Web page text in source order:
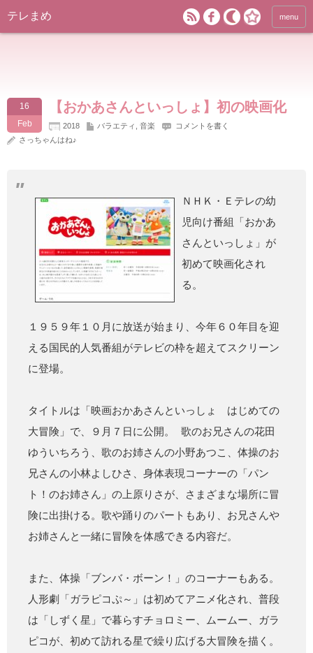
テレまめ menu
16
Feb
【おかあさんといっしょ】初の映画化
2018 バラエティ 音楽
コメントを書く
さっちゃんはね♪
ＮＨＫ・Ｅテレの幼
児向け番組「おかあ
さんといっしょ」が
初めて映画化され
る。
１９５９年１０月に放送が始まり、今年６０年目を迎
える国民的人気番組がテレビの枠を超えてスクリーン
に登場。
タイトルは「映画おかあさんといっしょ はじめての
大冒険」で、９月７日に公開。 歌のお兄さんの花田
ゆういちろう、歌のお姉さんの小野あつこ、体操のお
兄さんの小林よしひさ、身体表現コーナーの「パン
ト！のお姉さん」の上原りさが、さまざまな場所に冒
険に出掛ける。歌や踊りのパートもあり、お兄さんや
お姉さんと一緒に冒険を体感できる内容だ。
また、体操「ブンバ・ボーン！」のコーナーもある。
人形劇「ガラピコぷ～」は初めてアニメ化され、普段
は「しずく星」で暮らすチョロミー、ムームー、ガラ
ピコが、初めて訪れる星で繰り広げる大冒険を描く。